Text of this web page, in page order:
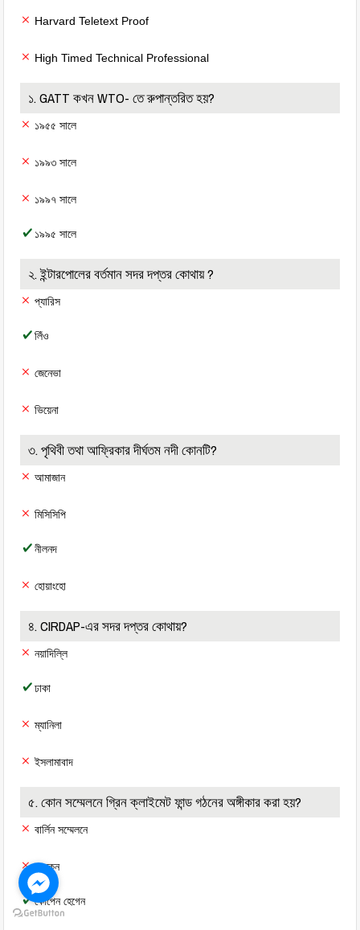
Harvard Teletext Proof
High Timed Technical Professional
১. GATT কখন WTO- তে রুপান্তরিত হয়?
১৯৫৫ সালে
১৯৯৩ সালে
১৯৯৭ সালে
১৯৯৫ সালে
২. ইন্টারপোলের বর্তমান সদর দপ্তর কোথায় ?
প্যারিস
লিঁও
জেনেভা
ভিয়েনা
৩. পৃথিবী তথা আফ্রিকার দীর্ঘতম নদী কোনটি?
আমাজান
মিসিসিপি
নীলনদ
হোয়াংহো
৪. CIRDAP-এর সদর দপ্তর কোথায়?
নয়াদিল্লি
ঢাকা
ম্যানিলা
ইসলামাবাদ
৫. কোন সম্মেলনে গ্রিন ক্লাইমেট ফান্ড গঠনের অঙ্গীকার করা হয়?
বার্লিন সম্মেলনে
কানকুন
কোপেন হেগেন